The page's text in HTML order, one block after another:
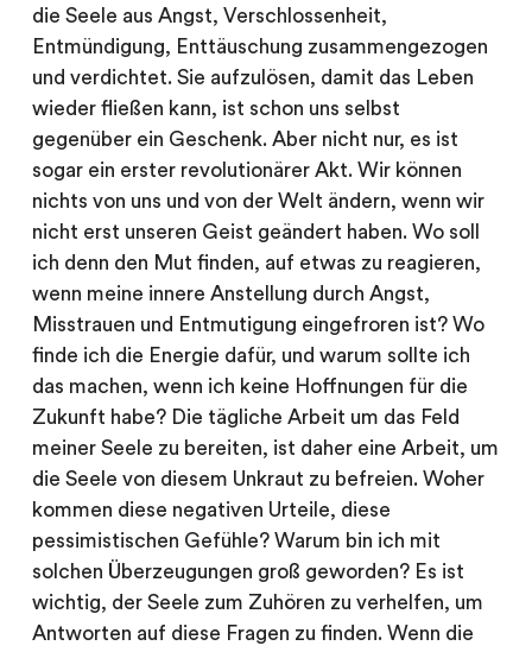
die Seele aus Angst, Verschlossenheit,
Entmündigung, Enttäuschung zusammengezogen
und verdichtet. Sie aufzulösen, damit das Leben
wieder fließen kann, ist schon uns selbst
gegenüber ein Geschenk. Aber nicht nur, es ist
sogar ein erster revolutionärer Akt. Wir können
nichts von uns und von der Welt ändern, wenn wir
nicht erst unseren Geist geändert haben. Wo soll
ich denn den Mut finden, auf etwas zu reagieren,
wenn meine innere Anstellung durch Angst,
Misstrauen und Entmutigung eingefroren ist? Wo
finde ich die Energie dafür, und warum sollte ich
das machen, wenn ich keine Hoffnungen für die
Zukunft habe? Die tägliche Arbeit um das Feld
meiner Seele zu bereiten, ist daher eine Arbeit, um
die Seele von diesem Unkraut zu befreien. Woher
kommen diese negativen Urteile, diese
pessimistischen Gefühle? Warum bin ich mit
solchen Überzeugungen groß geworden? Es ist
wichtig, der Seele zum Zuhören zu verhelfen, um
Antworten auf diese Fragen zu finden. Wenn die